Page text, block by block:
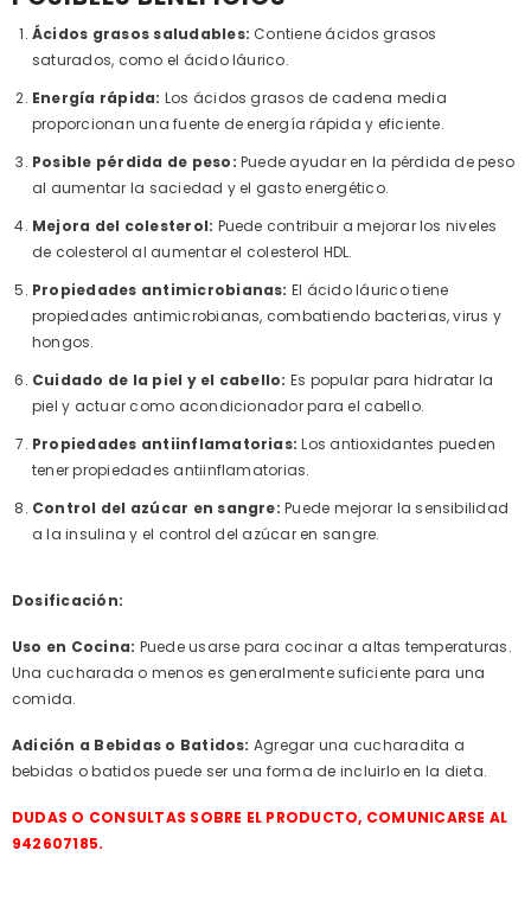
Ácidos grasos saludables: Contiene ácidos grasos
saturados, como el ácido láurico.
Energía rápida: Los ácidos grasos de cadena media
proporcionan una fuente de energía rápida y eficiente.
Posible pérdida de peso: Puede ayudar en la pérdida de peso
al aumentar la saciedad y el gasto energético.
Mejora del colesterol: Puede contribuir a mejorar los niveles
de colesterol al aumentar el colesterol HDL.
Propiedades antimicrobianas: El ácido láurico tiene
propiedades antimicrobianas, combatiendo bacterias, virus y
hongos.
Cuidado de la piel y el cabello: Es popular para hidratar la
piel y actuar como acondicionador para el cabello.
Propiedades antiinflamatorias: Los antioxidantes pueden
tener propiedades antiinflamatorias.
Control del azúcar en sangre:Puede mejorar la sensibilidad
a la insulina y el control del azúcar en sangre.
Dosificación:
Uso en Cocina: Puede usarse para cocinar a altas temperaturas.
Una cucharada o menos es generalmente suficiente para una
comida.
Adición a Bebidas o Batidos: Agregar una cucharadita a
bebidas o batidos puede ser una forma de incluirlo en la dieta.
DUDAS O CONSULTAS SOBRE EL PRODUCTO, COMUNICARSE AL
942607185.